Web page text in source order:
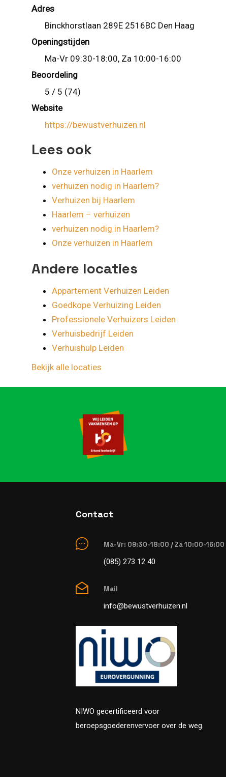
Adres
Binckhorstlaan 289E 2516BC Den Haag
Openingstijden
Ma-Vr 09:30-18:00, Za 10:00-16:00
Beoordeling
5 / 5 (74)
Website
https://bewustverhuizen.nl
Lees ook
Onze verhuizen in Haarlem
verhuizen nodig in Haarlem?
Verhuizen bij Haarlem
Haarlem – verhuizen
verhuizen nodig in Haarlem?
Onze verhuizen in Haarlem
Andere locaties
Appartement Verhuizen Leiden
Goedkope Verhuizing Leiden
Professionele Verhuizers Leiden
Verhuisbedrijf Leiden
Verhuishulp Leiden
Bekijk alle locaties
Contact
Ma-Vr: 09:30-18:00 / Za 10:00-16:00
(085) 273 12 40
Mail
info@bewustverhuizen.nl
NIWO gecertificeerd voor
beroepsgoederenvervoer over de weg.